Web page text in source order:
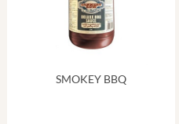
SMOKEY BBQ